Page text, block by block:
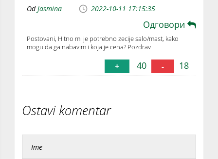
OdJasmina 2022-10-11 17:15:35
Одговори
Postovani, Hitno mi je potrebno zecije salo/mast, kako
mogu da ga nabavim i koja je cena? Pozdrav
+ 40 - 18
Ostavi komentar